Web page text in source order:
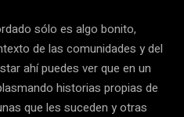
sólo es algo bonito,
de las comunidades y del
ahí puedes ver que en un
historias propias de
que les suceden y otras